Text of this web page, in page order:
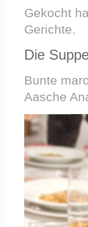
Gekocht
Gerichte.
Die
Bunte
Aasche